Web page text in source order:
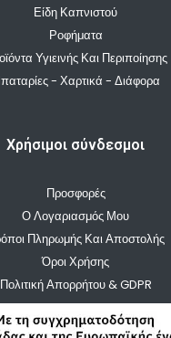
Είδη Καπνιστού
Ροφήματα
Υγιεινής Και Περιποίησης
- Χαρτικά - Διάφορα
Χρήσιμοι σύνδεσμοι
Προσφορές
Ο Λογαριασμός Μου
Πληρωμής Και Αποστολής
Όροι Χρήσης
Πολιτική Απορρήτου & GDPR